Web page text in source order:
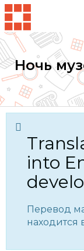
Ночь
into
Перевод
находится